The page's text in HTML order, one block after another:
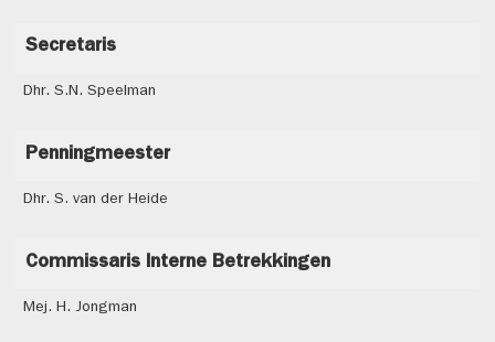
Secretaris
Dhr. S.N. Speelman
Penningmeester
Dhr. S. van der Heide
Commissaris Interne Betrekkingen
Mej. H. Jongman